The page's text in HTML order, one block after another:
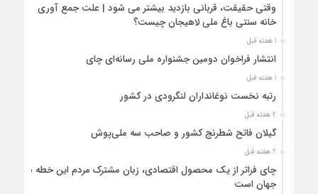
وقتی حقیقت، قربانی بازدید بیشتر می شود | علت جمع آوری
خانه سنتی باغ ملی لاهیجان چیست؟
1 هفته قبل
انتشار فراخوان دومین جشنواره ملی رسانه‌ای چای
1 هفته قبل
رتبه نخست نوغانداران لنگرودی در کشور
2 هفته قبل
گیلان فاتح شطرنج کشور و صاحب سه ملی‌پوش
2 هفته قبل
چای فراتر از یک محصول اقتصادی، زبان مشترک مردم این خطه با
جهان است